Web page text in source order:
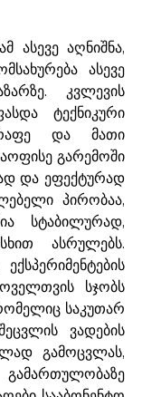
ასევე აღნიშნა,
ასევე
კვლევის
ტექნიკური
და მათი
გარემოში
და ეფექტურად
პირობაა,
სტაბილურად,
ასრულებს.
სჯობს
საკუთარ
ვადების
გამოცვლას,